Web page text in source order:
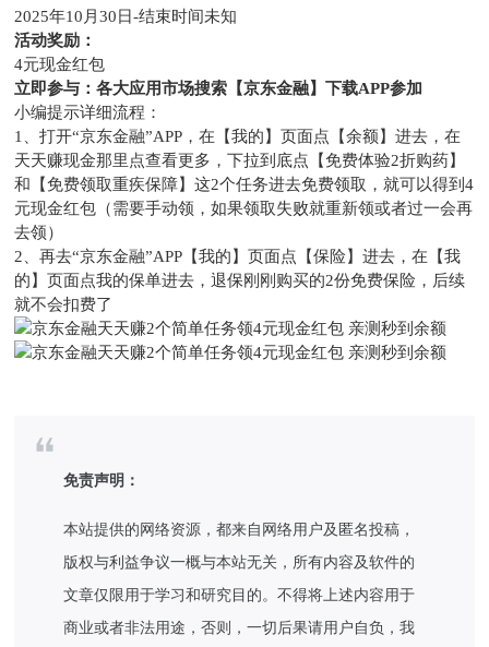
2025年10月30日-结束时间未知
活动奖励：
4元现金红包
立即参与：各大应用市场搜索【京东金融】下载APP参加
小编提示详细流程：
1、打开“京东金融”APP，在【我的】页面点【余额】进去，在
天天赚现金那里点查看更多，下拉到底点【免费体验2折购药】
和【免费领取重疾保障】这2个任务进去免费领取，就可以得到4
元现金红包（需要手动领，如果领取失败就重新领或者过一会再
去领）
2、再去“京东金融”APP【我的】页面点【保险】进去，在【我
的】页面点我的保单进去，退保刚刚购买的2份免费保险，后续
就不会扣费了
免责声明：
本站提供的网络资源，都来自网络用户及匿名投稿，
版权与利益争议一概与本站无关，所有内容及软件的
文章仅限用于学习和研究目的。不得将上述内容用于
商业或者非法用途，否则，一切后果请用户自负，我